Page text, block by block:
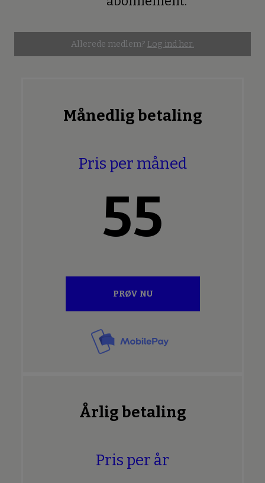
Allerede medlem? Log ind her.
Månedlig betaling
Pris per måned
55
PRØV NU
Årlig betaling
Pris per år